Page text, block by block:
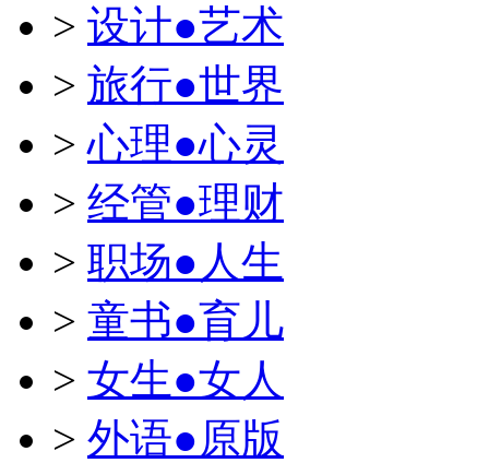
> 设计●艺术
> 旅行●世界
>心理●心灵
> 经管●理财
> 职场●人生
> 童书●育儿
> 女生●女人
> 外语●原版